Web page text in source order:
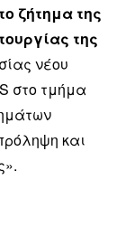
το ζήτημα της
της
νέου
στο τμήμα
και